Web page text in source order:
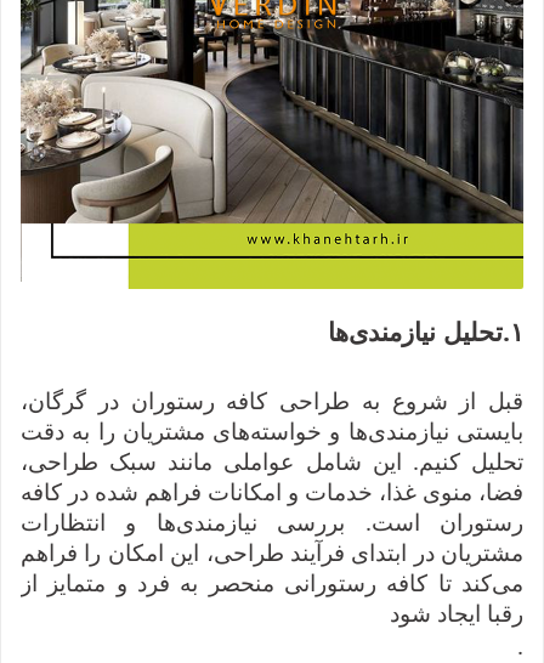
۱.تحلیل نیازمندی‌ها
قبل از شروع به طراحی کافه رستوران در گرگان،
بایستی نیازمندی‌ها و خواسته‌های مشتریان را به دقت
تحلیل کنیم. این شامل عواملی مانند سبک طراحی،
فضا، منوی غذا، خدمات و امکانات فراهم شده در کافه
رستوران است. بررسی نیازمندی‌ها و انتظارات
مشتریان در ابتدای فرآیند طراحی، این امکان را فراهم
می‌کند تا کافه رستورانی منحصر به فرد و متمایز از
رقبا ایجاد شود
.